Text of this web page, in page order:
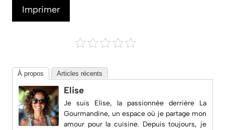
Imprimer
À propos Articles récents
Elise
Je suis Elise, la passionnée derrière La
Gourmandine, un espace où je partage mon
amour pour la cuisine. Depuis toujours, je